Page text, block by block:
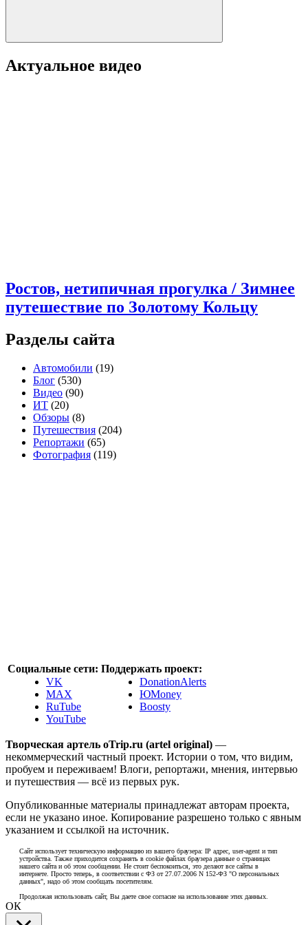
Актуальное видео
Ростов, нетипичная прогулка / Зимнее
путешествие по Золотому Кольцу
Разделы сайта
Автомобили (19)
Блог (530)
Видео (90)
ИТ (20)
Обзоры (8)
Путешествия (204)
Репортажи (65)
Фотография (119)
Социальные сети:
VK
MAX
RuTube
YouTube
Поддержать проект:
DonationAlerts
ЮMoney
Boosty
Творческая артель oTrip.ru (artel original) —
некоммерческий частный проект. Истории о том, что видим,
пробуем и переживаем! Влоги, репортажи, мнения, интервью
и путешествия — всё из первых рук.
Опубликованные материалы принадлежат авторам проекта,
если не указано иное. Копирование разрешено только с явным
указанием и ссылкой на источник.
Сайт использует техническую информацию из вашего браузера: IP адрес, user-agent и тип
устройства. Также приходится сохранять в cookie файлах браузера данные о страницах
нашего сайта и об этом сообщении. Не стоит беспокоиться, это делают все сайты в
интернете. Просто теперь, в соответствии с ФЗ от 27.07.2006 N 152-ФЗ "О персональных
данных", надо об этом сообщать посетителям.
Продолжая использовать сайт, Вы даете свое согласие на использование этих данных.
ОК